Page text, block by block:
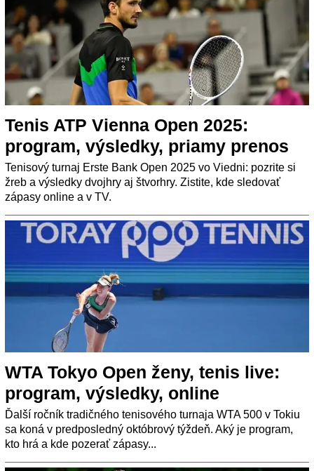
Tenis ATP Vienna Open 2025:
program, výsledky, priamy prenos
Tenisový turnaj Erste Bank Open 2025 vo Viedni: pozrite si
žreb a výsledky dvojhry aj štvorhry. Zistite, kde sledovať
zápasy online a v TV.
WTA Tokyo Open ženy, tenis live:
program, výsledky, online
Ďalší ročník tradičného tenisového turnaja WTA 500 v Tokiu
sa koná v predposledný októbrový týždeň. Aký je program,
kto hrá a kde pozerať zápasy...